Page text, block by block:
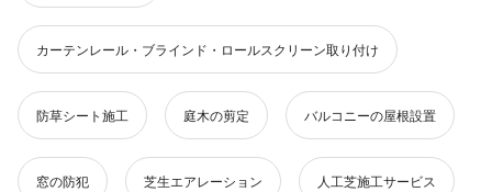
カーテンレール・ブラインド・ロールスクリーン取り付け
防草シート施工 庭木の剪定 バルコニーの屋根設置
窓の防犯 芝生エアレーション 人工芝施工サービス